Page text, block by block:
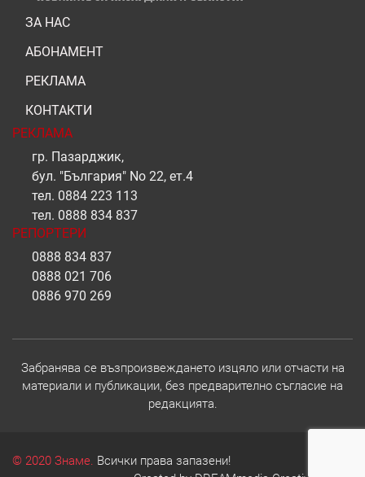
ЗА НАС
АБОНАМЕНТ
РЕКЛАМА
КОНТАКТИ
РЕКЛАМА
гр. Пазарджик,
бул. "България" No 22, ет.4
тел. 0884 223 113
тел. 0888 834 837
РЕПОРТЕРИ
0888 834 837
0888 021 706
0886 970 269
Забранява се възпроизвеждането изцяло или отчасти на
материали и публикации, без предварително съгласие на
редакцията.
© 2020 Знаме. Всички права запазени!